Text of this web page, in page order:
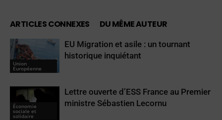
ARTICLES CONNEXES DU MÊME AUTEUR
Union
Européenne
EU Migration et asile : un tournant
historique inquiétant
Économie
sociale et
solidaire
Lettre ouverte d’ESS France au Premier
ministre Sébastien Lecornu